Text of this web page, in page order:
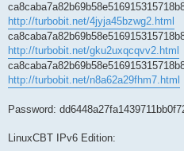
http://turbobit.net/4jyja45bzwg2.html
http://turbobit.net/gku2uxqcqvv2.html
http://turbobit.net/n8a62a29fhm7.html
Password:
LinuxCBT IPv6 Edition: